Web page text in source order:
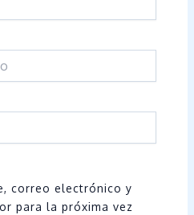
correo electrónico y
para la próxima vez